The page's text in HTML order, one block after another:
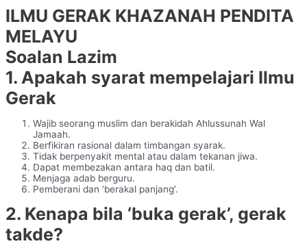
ILMU GERAK KHAZANAH PENDITA
MELAYU
Soalan Lazim
1. Apakah syarat mempelajari Ilmu
Gerak
Wajib seorang muslim dan berakidah Ahlussunah Wal
Jamaah.
Berfikiran rasional dalam timbangan syarak.
Tidak berpenyakit mental atau dalam tekanan jiwa.
Dapat membezakan antara haq dan batil.
Menjaga adab berguru.
Pemberani dan ‘berakal panjang’.
2. Kenapa bila ‘buka gerak’, gerak
takde?